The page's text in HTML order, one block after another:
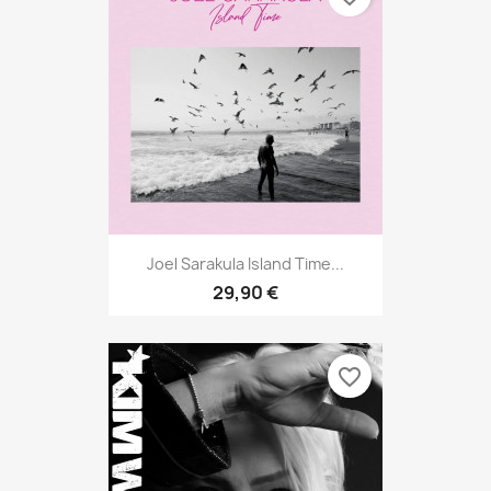
Joel Sarakula Island Time...
29,90 €
favorite_border